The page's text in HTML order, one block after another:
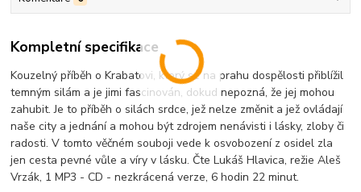
Kompletní specifikace
Kouzelný příběh o Krabatovi, který se na prahu dospělosti přiblížil
temným silám a je jimi fascinován, dokud nepozná, že jej mohou
zahubit. Je to příběh o silách srdce, jež nelze změnit a jež ovládají
naše city a jednání a mohou být zdrojem nenávisti i lásky, zloby či
radosti. V tomto věčném souboji vede k osvobození z osidel zla
jen cesta pevné vůle a víry v lásku. Čte Lukáš Hlavica, režie Aleš
Vrzák, 1 MP3 - CD - nezkrácená verze, 6 hodin 22 minut.